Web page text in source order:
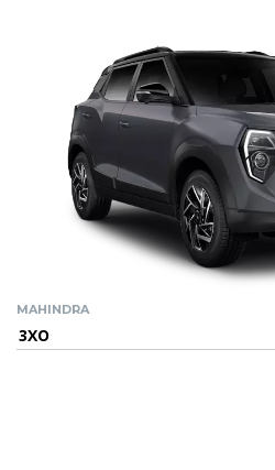
MAHINDRA
3XO